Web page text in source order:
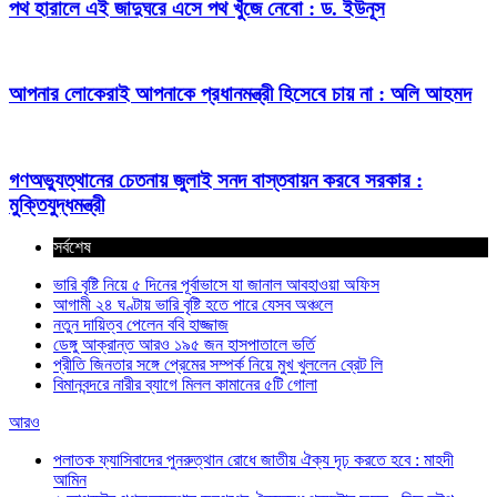
পথ হারালে এই জাদুঘরে এসে পথ খুঁজে নেবো : ড. ইউনূস
আপনার লোকেরাই আপনাকে প্রধানমন্ত্রী হিসেবে চায় না : অলি আহমদ
গণঅভ্যুত্থানের চেতনায় জুলাই সনদ বাস্তবায়ন করবে সরকার :
মুক্তিযুদ্ধমন্ত্রী
সর্বশেষ
ভারি বৃষ্টি নিয়ে ৫ দিনের পূর্বাভাসে যা জানাল আবহাওয়া অফিস
আগামী ২৪ ঘণ্টায় ভারি বৃষ্টি হতে পারে যেসব অঞ্চলে
নতুন দায়িত্ব পেলেন ববি হাজ্জাজ
ডেঙ্গু আক্রান্ত আরও ১৯৫ জন হাসপাতালে ভর্তি
প্রীতি জিনতার সঙ্গে প্রেমের সম্পর্ক নিয়ে মুখ খুললেন ব্রেট লি
বিমানবন্দরে নারীর ব্যাগে মিলল কামানের ৫টি গোলা
আরও
পলাতক ফ্যাসিবাদের পুনরুত্থান রোধে জাতীয় ঐক্য দৃঢ় করতে হবে : মাহদী
আমিন